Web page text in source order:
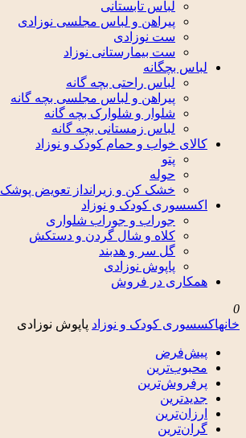
لباس تابستانی
پیراهن و لباس مجلسی نوزادی
ست نوزادی
ست بیمارستانی نوزاد
لباس بچگانه
لباس راحتی بچه گانه
پیراهن و لباس مجلسی بچه گانه
شلوار و شلوارک بچه گانه
لباس زمستانی بچه گانه
کالای خواب و حمام کودک و نوزاد
پتو
حوله
خشک کن و زیرانداز تعویض پوشک
اکسسوری کودک و نوزاد
جوراب و جوراب شلواری
کلاه و شال گردن و دستکش
گل سر و هدبند
پاپوش نوزادی
همکاری در فروش
0
خانهاکسسوری کودک و نوزاد پاپوش نوزادی
پیش‌فرض
محبوب‌ترین
پرفروش‌ترین
جدیدترین
ارزان‌ترین
گران‌ترین